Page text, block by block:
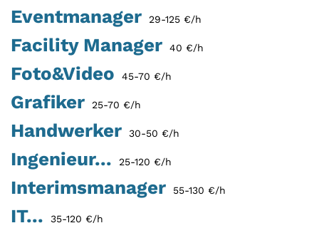
Eventmanager 29-125 €/h
Facility Manager 40 €/h
Foto&Video 45-70 €/h
Grafiker 25-70 €/h
Handwerker 30-50 €/h
Ingenieur... 25-120 €/h
Interimsmanager 55-130 €/h
IT... 35-120 €/h